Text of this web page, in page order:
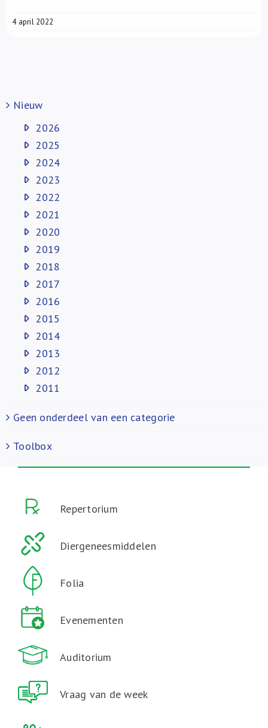
4 april 2022
Nieuw
2026
2025
2024
2023
2022
2021
2020
2019
2018
2017
2016
2015
2014
2013
2012
2011
Geen onderdeel van een categorie
Toolbox
Repertorium
Diergeneesmiddelen
Folia
Evenementen
Auditorium
Vraag van de week